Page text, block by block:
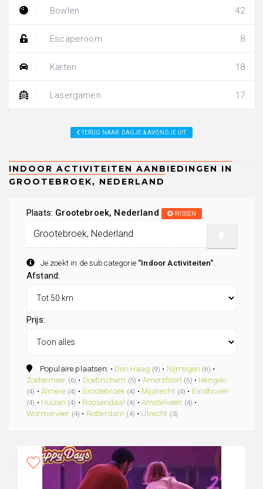
Bowlen 42
Escaperoom 8
Karten 18
Lasergamen 17
TERUG NAAR: DAGJE & AVONDJE UIT
Plaats: Grootebroek, Nederland WISSEN
Je zoekt in de subcategorie "Indoor Activiteiten"
Afstand:
Prijs:
Populaire plaatsen: • Den Haag (9) • Nijmegen (6) •
Zoetermeer (6) • Doetinchem (5) • Amersfoort (5) • Hengelo
(4) • Almere (4) • Grootebroek (4) • Mijdrecht (4) • Eindhoven
(4) • Huizen (4) • Roosendaal (4) • Amstelveen (4) •
Wormerveer (4) • Rotterdam (4) • Utrecht (3)